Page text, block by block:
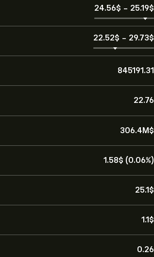
24.56‎$‎ - 25.19‎$‎
22.52‎$‎ - 29.73‎$‎
845191.31
22.76
306.4M‎$‎
1.58‎$‎ (0.06%)
25.1‎$‎
1.1‎$‎
0.26